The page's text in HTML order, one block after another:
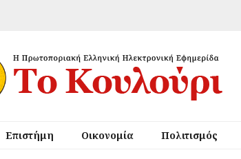
Επιστήμη Οικονομία Πολιτισμός